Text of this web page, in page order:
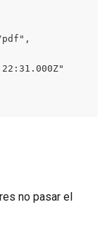
no pasar el